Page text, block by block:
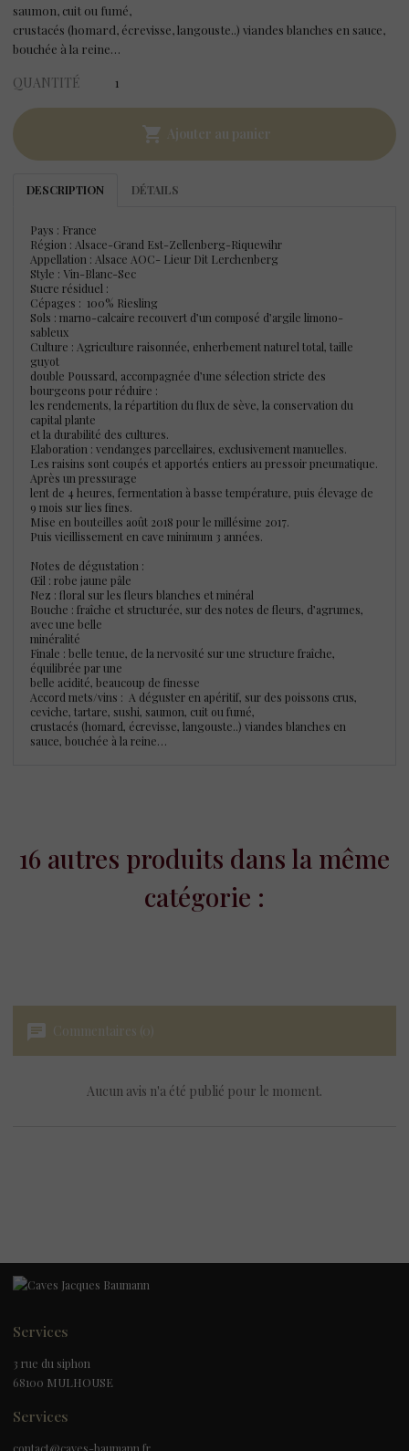
saumon, cuit ou fumé,
crustacés (homard, écrevisse, langouste..) viandes blanches en sauce,
bouchée à la reine…
QUANTITÉ
 Ajouter au panier
DESCRIPTION DÉTAILS
Pays : France
Région : Alsace-Grand Est-Zellenberg-Riquewihr
Appellation : Alsace AOC- Lieur Dit Lerchenberg
Style : Vin-Blanc-Sec
Sucre résiduel :
Cépages : 100% Riesling
Sols : marno-calcaire recouvert d’un composé d’argile limono-
sableux
Culture : Agriculture raisonnée, enherbement naturel total, taille
guyot
double Poussard, accompagnée d’une sélection stricte des
bourgeons pour réduire :
les rendements, la répartition du flux de sève, la conservation du
capital plante
et la durabilité des cultures.
Elaboration : vendanges parcellaires, exclusivement manuelles.
Les raisins sont coupés et apportés entiers au pressoir pneumatique.
Après un pressurage
lent de 4 heures, fermentation à basse température, puis élevage de
9 mois sur lies fines.
Mise en bouteilles août 2018 pour le millésime 2017.
Puis vieillissement en cave minimum 3 années.
Notes de dégustation :
Œil : robe jaune pâle
Nez : floral sur les fleurs blanches et minéral
Bouche : fraîche et structurée, sur des notes de fleurs, d’agrumes,
avec une belle
minéralité
Finale : belle tenue, de la nervosité sur une structure fraîche,
équilibrée par une
belle acidité, beaucoup de finesse
Accord mets/vins : A déguster en apéritif, sur des poissons crus,
ceviche, tartare, sushi, saumon, cuit ou fumé,
crustacés (homard, écrevisse, langouste..) viandes blanches en
sauce, bouchée à la reine…
16 autres produits dans la même
catégorie :
chat Commentaires (0)
Aucun avis n'a été publié pour le moment.
Services
3 rue du siphon
68100 MULHOUSE
Services